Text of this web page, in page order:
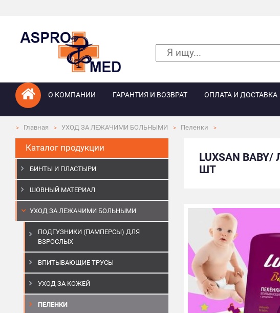
О КОМПАНИИ ГАРАНТИЯ И ВОЗВРАТ ОПЛАТА И ДОСТАВКА
Главная УХОД ЗА ЛЕЖАЧИМИ БОЛЬНЫМИ Пеленки
Каталог продукции
БИНТЫ И ПЛАСТЫРИ
ШОВНЫЙ МАТЕРИАЛ
УХОД ЗА ЛЕЖАЧИМИ БОЛЬНЫМИ
ПОДГУЗНИКИ (ПАМПЕРСЫ) ДЛЯ
ВЗРОСЛЫХ
ВПИТЫВАЮЩИЕ ТРУСЫ
УХОД ЗА КОЖЕЙ
ПЕЛЕНКИ
LUXSAN
ШТ